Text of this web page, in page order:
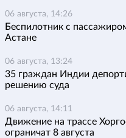
06 августа, 14:26
Беспилотник с
Астане
06 августа, 13:24
35 граждан Индии
решению суда
06 августа, 14:11
Движение на трассе
ограничат 8 августа